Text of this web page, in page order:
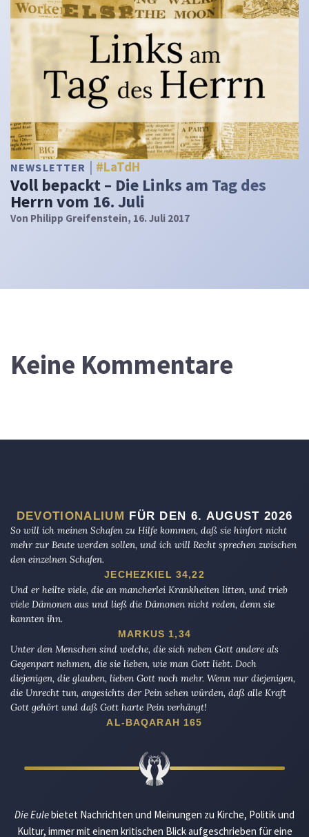
NEWSLETTER #LaTdH
Voll bepackt – Die Links am Tag des
Herrn vom 16. Juli
Von Philipp Greifenstein, 16. Juli 2017
Keine Kommentare
DEVOTIONALIUM FÜR DEN 6. AUGUST 2026
So will ich meinen Schafen zu Hilfe kommen, daß sie hinfort nicht
mehr zur Beute werden sollen, und ich will Recht sprechen zwischen
den einzelnen Schafen.
JECHEZKIEL 34,22
Und er heilte viele, die an mancherlei Krankheiten litten, und trieb
viele Dämonen aus und ließ die Dämonen nicht reden, denn sie
kannten ihn.
MARKUS 1,34
Unter den Menschen sind welche, die sich neben Gott andere als
Gegenpart nehmen, die sie lieben, wie man Gott liebt. Doch
diejenigen, die glauben, lieben Gott noch mehr. Wenn nur diejenigen,
die Unrecht tun, angesichts der Pein sehen würden, daß alle Kraft
Gott gehört und daß Gott harte Pein verhängt!
AL-BAQARAH 165
Die Eulebietet Nachrichten und Meinungen zu Kirche, Politik und
Kultur, immer mit einem kritischen Blick aufgeschrieben für eine